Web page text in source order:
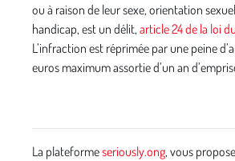
ou à raison de leur sexe, orientation
handicap, est un délit, article 24 de la loi
L’infraction est réprimée par une peine
euros maximum assortie d’un an
La plateformeseriously.ong, vous